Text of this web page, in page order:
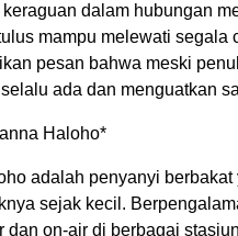
dalam hubungan
mampu melewati segala
pesan bahwa meski
ada dan menguatkan
Haloho*
adalah penyanyi berbakat
sejak kecil.
dan on-air di berbagai